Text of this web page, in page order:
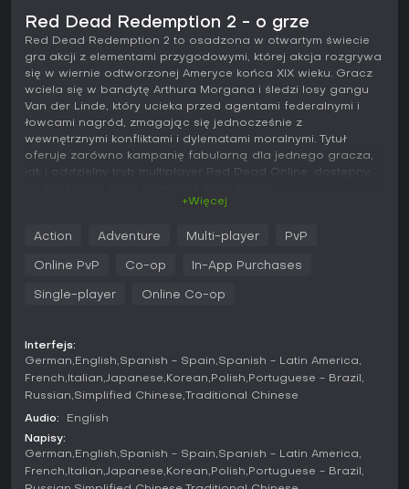
Red Dead Redemption 2 - o grze
Red Dead Redemption 2 to osadzona w otwartym świecie
gra akcji z elementami przygodowymi, której akcja rozgrywa
się w wiernie odtworzonej Ameryce końca XIX wieku. Gracz
wciela się w bandytę Arthura Morgana i śledzi losy gangu
Van der Linde, który ucieka przed agentami federalnymi i
łowcami nagród, zmagając się jednocześnie z
wewnętrznymi konfliktami i dylematami moralnymi. Tytuł
oferuje zarówno kampanię fabularną dla jednego gracza,
jak i oddzielny tryb multiplayer Red Dead Online, dostępny
Podstawę rozgrywki stanowi eksploracja, walka i
przetrwanie w rozległym świecie, obejmującym zaśnieżone
farmy i miasteczka. W trybie fabularnym sterujemy Arthurem
niezależnymi i decyzji podejmowanych podczas misji. Do
głównych aktywności należą jazda konna, strzelaniny z
rewolwerów lub łuków, polowanie, wędkarstwo oraz
wykonywanie misji fabularnych i pobocznych, takich jak
walkę dwiema broniami jednocześnie, poruszanie się
kajakami po rzekach oraz udział w dynamicznych
zdarzeniach pojawiających się podczas podróży. Gra
kładzie duży nacisk na realistyczne odwzorowanie ruchu,
+Więcej
Action Adventure Multi-player PvP
Online PvP Co-op In-App Purchases
Single-player Online Co-op
Interfejs:
German English Spanish - Spain Spanish - Latin America
French Italian Japanese Korean Polish Portuguese - Brazil
Russian Simplified Chinese Traditional Chinese
Audio:
English
Napisy:
German English Spanish - Spain Spanish - Latin America
French Italian Japanese Korean Polish Portuguese - Brazil